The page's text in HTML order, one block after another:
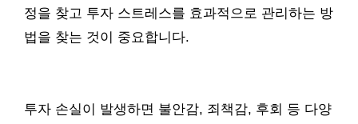
정을 찾고 투자 스트레스를 효과적으로 관리하는 방
법을 찾는 것이 중요합니다.
투자 손실이 발생하면 불안감, 죄책감, 후회 등 다양